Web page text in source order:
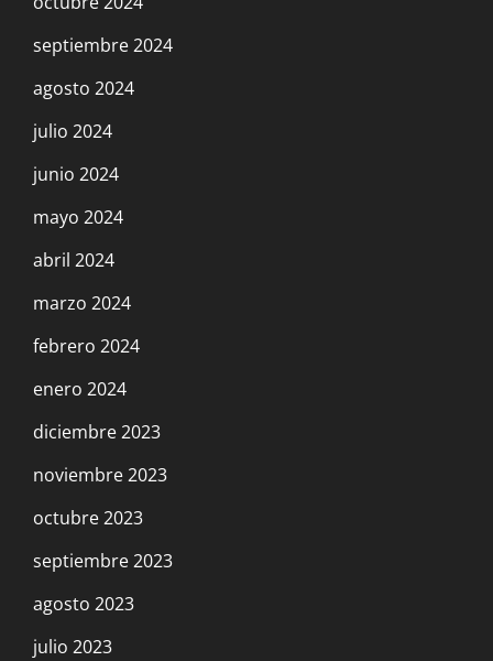
septiembre 2024
agosto 2024
julio 2024
junio 2024
mayo 2024
abril 2024
marzo 2024
febrero 2024
enero 2024
diciembre 2023
noviembre 2023
octubre 2023
septiembre 2023
agosto 2023
julio 2023